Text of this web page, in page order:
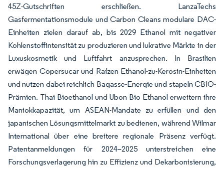
45Z-Gutschriften erschließen. LanzaTechs
Gasfermentationsmodule und Carbon Cleans modulare DAC-
Einheiten zielen darauf ab, bis 2029 Ethanol mit negativer
Kohlenstoffintensität zu produzieren und lukrative Märkte in der
Luxuskosmetik und Luftfahrt anzusprechen. In Brasilien
erwägen Copersucar und Raízen Ethanol-zu-Kerosin-Einheiten
und nutzen dabei reichlich Bagasse-Energie und stapeln CBIO-
Prämien. Thai Bioethanol und Ubon Bio Ethanol erweitern ihre
Maniokkapazität, um ASEAN-Mandate zu erfüllen und den
japanischen Lösungsmittelmarkt zu bedienen, während Wilmar
International über eine breitere regionale Präsenz verfügt.
Patentanmeldungen für 2024–2025 unterstreichen eine
Forschungsverlagerung hin zu Effizienz und Dekarbonisierung,